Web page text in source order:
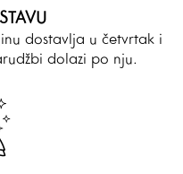
dostavlja u četvrtak i
dolazi po nju.